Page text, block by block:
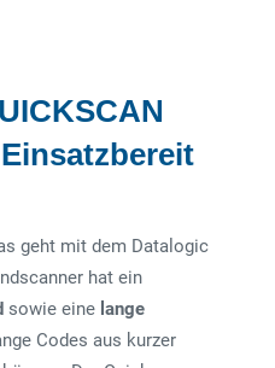
geht mit dem Datalogic
hat ein
sowie eine lange
Codes aus kurzer